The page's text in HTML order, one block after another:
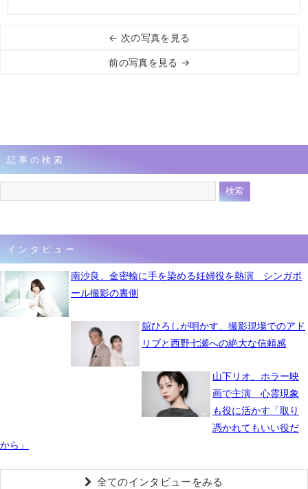
← 次の写真を見る
前の写真を見る →
記事の検索
インタビュー
南沙良、金密輸に手を染める妊婦役を熱演 シンガポ
ール撮影の裏側
舘ひろしが明かす、撮影現場でのアド
リブと西野七瀬への絶大な信頼感
山下リオ、ホラー映
画で主演 心霊現象
も役に活かす「取り
憑かれてもいい役だ
から」
全てのインタビューをみる